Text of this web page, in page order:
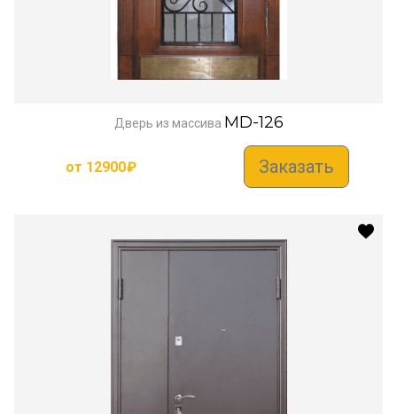
Дверь из массива MD-126
от 12900₽ Заказать